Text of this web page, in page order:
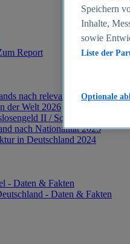
Report
nach relevanten
der Welt 2026
II / Sozialgeld /
nach Nationalität 2025
in Deutschland 2024
- Daten & Fakten
- Daten & Fakten
Speichern
Inhalte,
sowie
Liste der
Optionale